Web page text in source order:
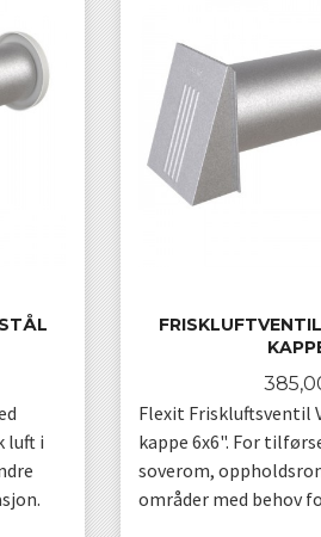
luft i
Pris
Flexit Friskluftsventil
kappe 6x6". For
soverom,
områder med behov